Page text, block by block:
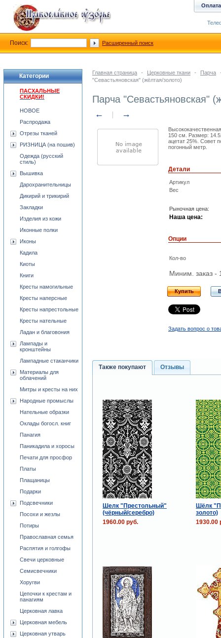
Главная страница - Церковные ткани - Парча
"Севастьяновская" (жёлтая/золото)
Парча "Севастьяновская"
← →
150 см. Размер:
ацетат 25%. Совет
погонный метр.
Детали
Артикул
Вес
Рыночная цена:
Наша цена:
Опции
Кол-во
Миним. заказ -
Купить
Задать вопрос о
Также покупают Отзывы
Шелк "Престольный"
(чёрный/серебро)
Шёлк
золото)
1960.00 руб.
1930.00
Категории
ПАСХАЛЬНЫЕ
СКИДКИ!
НОВОЕ
Распродажа
Отрезы тканей
РИЗНИЦА (на пошив)
Одежда (русский
стиль)
Вышивка
Дарохранительницы
Дикирий и трикирий
Закладки
Изделия из кожи
Иконные полки
Иконы
Кадила
Киоты
Книги
Кресты намогильные
Кресты наперсные
Кресты напрестольные
Кресты нательные
Ладан и благовония
Лампады и
кронштейны
Лампадные стаканчики
Материалы для
облачений
Митры и кресты на них
Народные промыслы
Нательные образки
Оклады богосл. книг
Панагия
Паникадила и хоросы
Печати для просфор
Платы
Плащаницы
Подарки
Подсвечники
Посохи и жезлы
Потиры
Православная семья
Распятия и голгофы
Свечи церковные
Семисвечники
Хоругви
Цепочки к крестам и
панагиям
Церковная лавка
Церковная мебель
Церковная утварь
Оплата
Поиск: Расширенный поиск